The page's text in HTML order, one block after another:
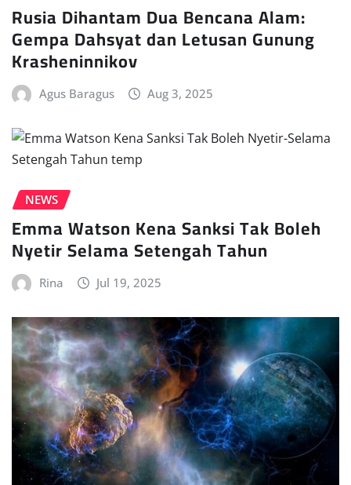
Rusia Dihantam Dua Bencana Alam:
Gempa Dahsyat dan Letusan Gunung
Krasheninnikov
Agus Baragus Aug 3, 2025
NEWS
Emma Watson Kena Sanksi Tak Boleh
Nyetir Selama Setengah Tahun
Rina Jul 19, 2025